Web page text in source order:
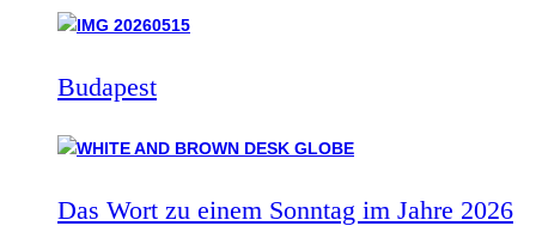
Budapest
Das Wort zu einem Sonntag im Jahre 2026